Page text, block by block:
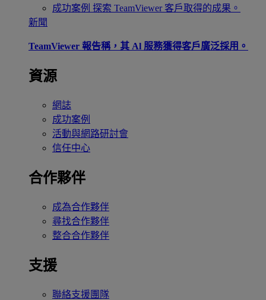
成功案例 探索 TeamViewer 客戶取得的成果。
新聞
TeamViewer 報告稱，其 Al 服務獲得客戶廣泛採用。
資源
網誌
成功案例
活動與網路研討會
信任中心
合作夥伴
成為合作夥伴
尋找合作夥伴
整合合作夥伴
支援
聯絡支援團隊